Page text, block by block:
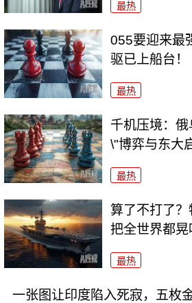
最热
055要迎来最
驱已上船台！
最热
千机压境：
\"博弈与东大
最热
算了不打了？
把全世界都晃
最热
一张图让印度陷入死寂，五枚